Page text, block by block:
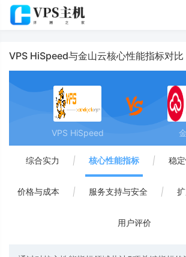
VPS HiSpeed与金山云核心性能指标对比
VPS HiSpeed
综合实力 | 核心性能指标 | 稳
价格与成本 | 服务支持与安全 |
用户评价